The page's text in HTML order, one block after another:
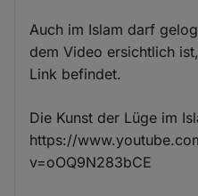
Auch im Islam darf
dem Video ersichtlich
Link befindet.
Die Kunst der Lüge im
https://
v=oOQ9N283bCE